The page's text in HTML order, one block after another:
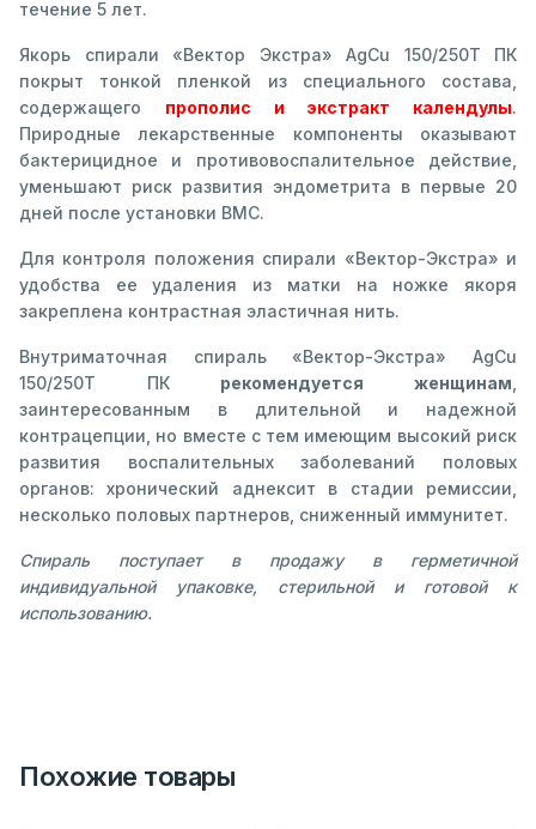
течение 5 лет.
Якорь спирали «Вектор Экстра» AgCu 150/250Т ПК
покрыт тонкой пленкой из специального состава,
содержащего прополис и экстракт календулы.
Природные лекарственные компоненты оказывают
бактерицидное и противовоспалительное действие,
уменьшают риск развития эндометрита в первые 20
дней после установки ВМС.
Для контроля положения спирали «Вектор-Экстра» и
удобства ее удаления из матки на ножке якоря
закреплена контрастная эластичная нить.
Внутриматочная спираль «Вектор-Экстра» AgCu
150/250Т ПК рекомендуется женщинам
заинтересованным в длительной и надежной
контрацепции, но вместе с тем имеющим высокий риск
развития воспалительных заболеваний половых
органов: хронический аднексит в стадии ремиссии,
несколько половых партнеров, сниженный иммунитет.
Спираль поступает в продажу в герметичной
индивидуальной упаковке, стерильной и готовой к
использованию.
Похожие товары